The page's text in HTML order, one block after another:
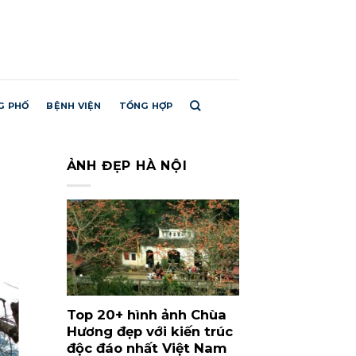
PHỐ BỆNH VIỆN TỔNG HỢP
ẢNH ĐẸP HÀ NỘI
Top 20+ hình ảnh Chùa
Hương đẹp với kiến trúc
độc đáo nhất Việt Nam